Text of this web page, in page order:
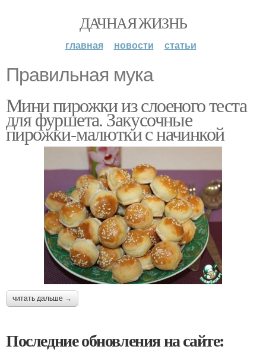
ДАЧНАЯ ЖИЗНЬ
главная новости статьи
Правильная мука
Мини пирожки из слоеного теста
для фуршета. Закусочные
пирожки-малютки с начинкой
читать дальше →
Последние обновления на сайте: